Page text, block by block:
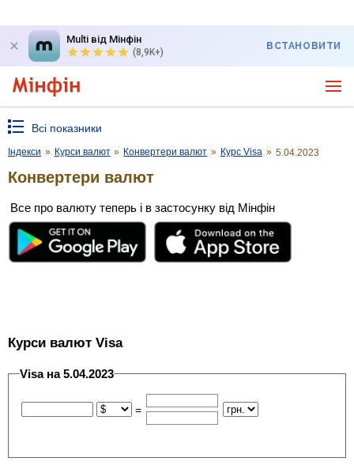
Multi від Мінфін
(8,9K+)
ВСТАНОВИТИ
Всі показники
Індекси » Курси валют » Конвертери валют » Курс Visa » 5.04.2023
Конвертери валют
Все про валюту теперь і в застосунку від Мінфін
Курси валют Visa
Visa на 5.04.2023
=